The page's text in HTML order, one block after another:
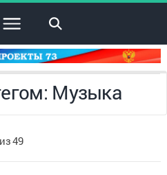
×
Музыка
49